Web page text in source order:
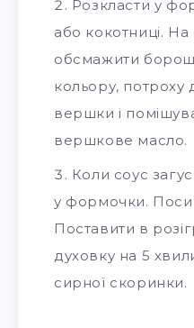
Розкласти у
або кокотниці. На
обсмажити
кольору, потроху
вершки і
вершкове масло.
Коли соус
у формочки.
Поставити в
духовку на 5
сирної скоринки.